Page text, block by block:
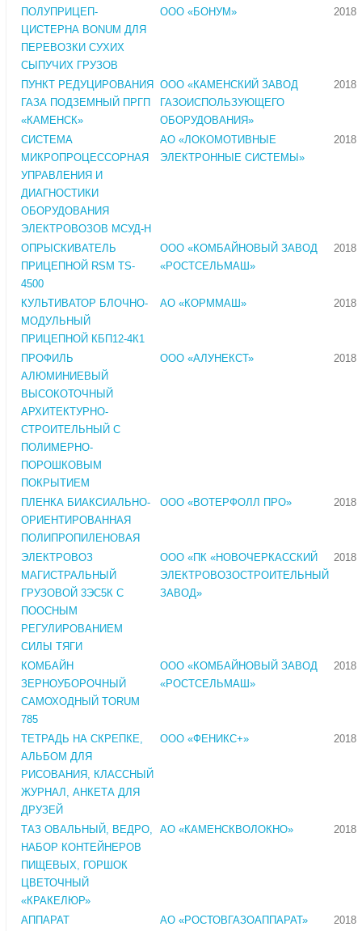
ПОЛУПРИЦЕП-
ЦИСТЕРНА BONUM ДЛЯ
ПЕРЕВОЗКИ СУХИХ
СЫПУЧИХ ГРУЗОВ
ООО «БОНУМ» 2018
ПУНКТ РЕДУЦИРОВАНИЯ
ГАЗА ПОДЗЕМНЫЙ ПРГП
«КАМЕНСК»
ООО «КАМЕНСКИЙ ЗАВОД
ГАЗОИСПОЛЬЗУЮЩЕГО
ОБОРУДОВАНИЯ»
2018
СИСТЕМА
МИКРОПРОЦЕССОРНАЯ
УПРАВЛЕНИЯ И
ДИАГНОСТИКИ
ОБОРУДОВАНИЯ
ЭЛЕКТРОВОЗОВ МСУД-Н
АО «ЛОКОМОТИВНЫЕ
ЭЛЕКТРОННЫЕ СИСТЕМЫ»
2018
ОПРЫСКИВАТЕЛЬ
ПРИЦЕПНОЙ RSM TS-
4500
ООО «КОМБАЙНОВЫЙ ЗАВОД
«РОСТСЕЛЬМАШ»
2018
КУЛЬТИВАТОР БЛОЧНО-
МОДУЛЬНЫЙ
ПРИЦЕПНОЙ КБП12-4К1
АО «КОРММАШ» 2018
ПРОФИЛЬ
АЛЮМИНИЕВЫЙ
ВЫСОКОТОЧНЫЙ
АРХИТЕКТУРНО-
СТРОИТЕЛЬНЫЙ С
ПОЛИМЕРНО-
ПОРОШКОВЫМ
ПОКРЫТИЕМ
ООО «АЛУНЕКСТ» 2018
ПЛЕНКА БИАКСИАЛЬНО-
ОРИЕНТИРОВАННАЯ
ПОЛИПРОПИЛЕНОВАЯ
ООО «ВОТЕРФОЛЛ ПРО» 2018
ЭЛЕКТРОВОЗ
МАГИСТРАЛЬНЫЙ
ГРУЗОВОЙ 3ЭС5К С
ПООСНЫМ
РЕГУЛИРОВАНИЕМ
СИЛЫ ТЯГИ
ООО «ПК «НОВОЧЕРКАССКИЙ
ЭЛЕКТРОВОЗОСТРОИТЕЛЬНЫЙ
ЗАВОД»
2018
КОМБАЙН
ЗЕРНОУБОРОЧНЫЙ
САМОХОДНЫЙ TORUM
785
ООО «КОМБАЙНОВЫЙ ЗАВОД
«РОСТСЕЛЬМАШ»
2018
ТЕТРАДЬ НА СКРЕПКЕ,
АЛЬБОМ ДЛЯ
РИСОВАНИЯ, КЛАССНЫЙ
ЖУРНАЛ, АНКЕТА ДЛЯ
ДРУЗЕЙ
ООО «ФЕНИКС+» 2018
ТАЗ ОВАЛЬНЫЙ, ВЕДРО,
НАБОР КОНТЕЙНЕРОВ
ПИЩЕВЫХ, ГОРШОК
ЦВЕТОЧНЫЙ
«КРАКЕЛЮР»
АО «КАМЕНСКВОЛОКНО» 2018
АППАРАТ
АО «РОСТОВГАЗОАППАРАТ» 2018